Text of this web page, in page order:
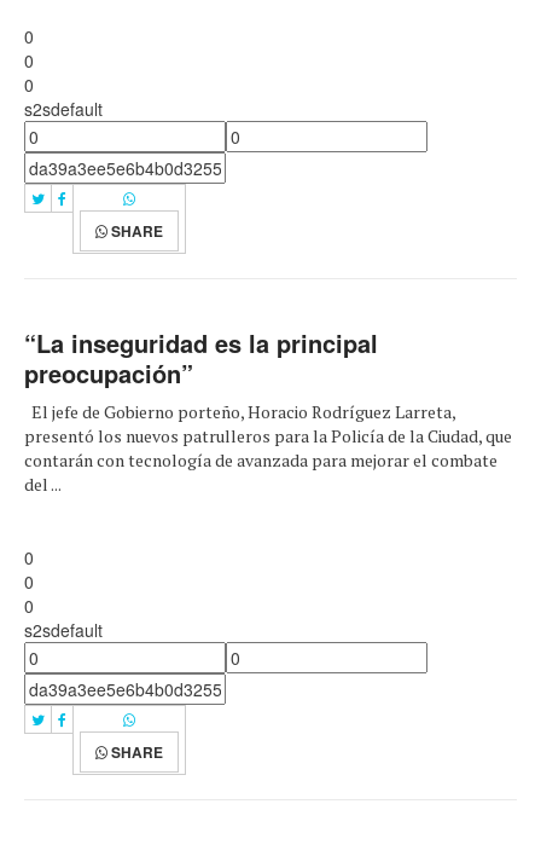
0
0
0
s2sdefault
SHARE
“La inseguridad es la principal
preocupación”
El jefe de Gobierno porteño, Horacio Rodríguez Larreta,
presentó los nuevos patrulleros para la Policía de la Ciudad, que
contarán con tecnología de avanzada para mejorar el combate
del ...
0
0
0
s2sdefault
SHARE